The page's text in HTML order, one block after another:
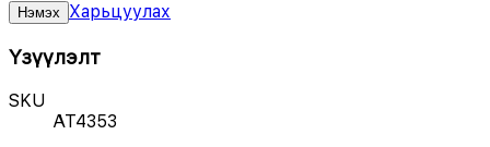
Нэмэх Харьцуулах
Үзүүлэлт
SKU
AT4353